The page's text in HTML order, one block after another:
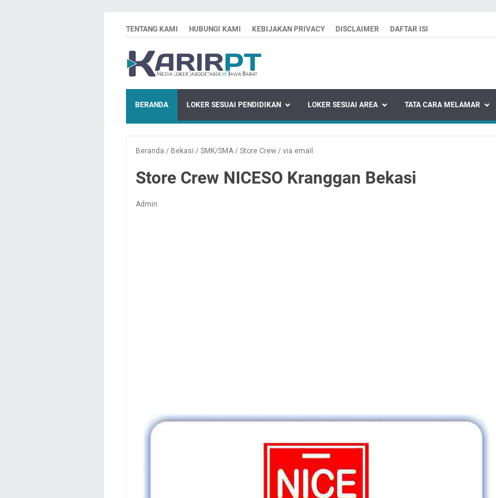
TENTANG KAMI HUBUNGI KAMI KEBIJAKAN PRIVACY DISCLAIMER DAFTAR ISI
BERANDA LOKER SESUAI PENDIDIKAN LOKER SESUAI AREA TATA CARA MELAMAR
Beranda / Bekasi / SMK/SMA / Store Crew / via email
Store Crew NICESO Kranggan Bekasi
Admin